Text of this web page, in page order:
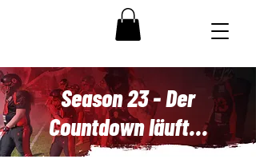
Season 23 - Der
Countdown läuft...